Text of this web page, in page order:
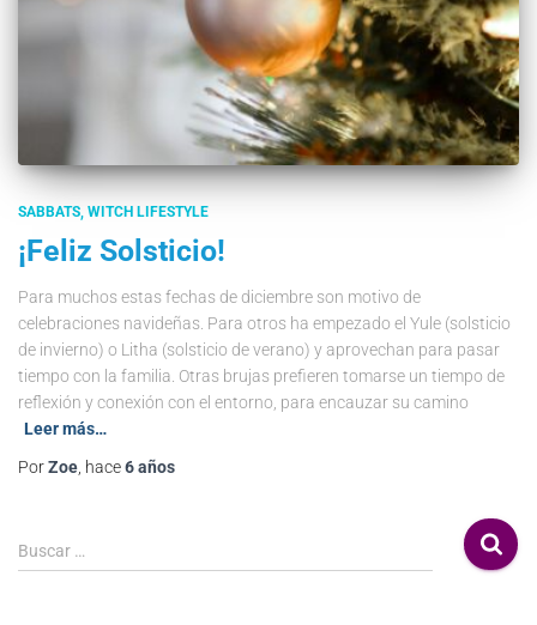
SABBATS WITCH LIFESTYLE
¡Feliz Solsticio!
Para muchos estas fechas de diciembre son motivo de
celebraciones navideñas. Para otros ha empezado el Yule (solsticio
de invierno) o Litha (solsticio de verano) y aprovechan para pasar
tiempo con la familia. Otras brujas prefieren tomarse un tiempo de
reflexión y conexión con el entorno, para encauzar su camino
Leer más…
PorZoe, hace6 años
Buscar …